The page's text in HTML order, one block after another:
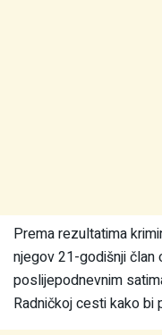
Prema rezultatima
njegov 21-godišnji član
poslijepodnevnim
Radničkoj cesti kako bi